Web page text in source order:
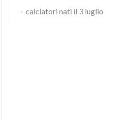
calciatori nati il 3 luglio